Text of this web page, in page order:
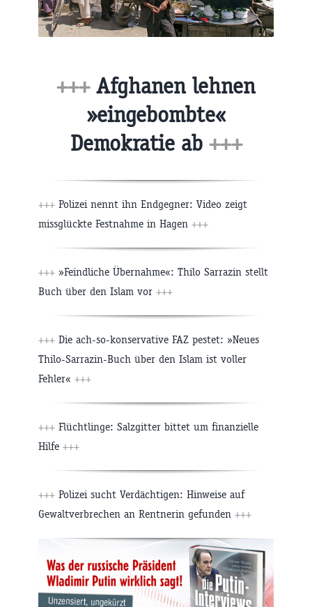
+++ Afghanen lehnen
»eingebombte«
Demokratie ab +++
+++ Polizei nennt ihn Endgegner: Video zeigt
missglückte Festnahme in Hagen +++
+++ »Feindliche Übernahme«: Thilo Sarrazin stellt
Buch über den Islam vor +++
+++ Die ach-so-konservative FAZ pestet: »Neues
Thilo-Sarrazin-Buch über den Islam ist voller
Fehler« +++
+++ Flüchtlinge: Salzgitter bittet um finanzielle
Hilfe +++
+++ Polizei sucht Verdächtigen: Hinweise auf
Gewaltverbrechen an Rentnerin gefunden +++